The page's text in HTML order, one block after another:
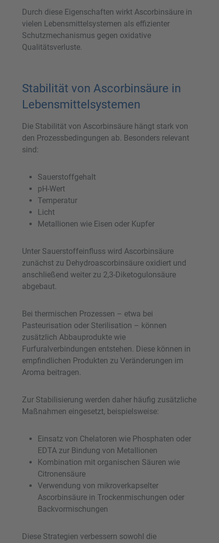
Durch diese Eigenschaften wirkt Ascorbinsäure in
vielen Lebensmittelsystemen als effizienter
Schutzmechanismus gegen oxidative
Qualitätsverluste.
Stabilität von Ascorbinsäure in
Lebensmittelsystemen
Die Stabilität von Ascorbinsäure hängt stark von
den Prozessbedingungen ab. Besonders relevant
sind:
Sauerstoffgehalt
pH-Wert
Temperatur
Licht
Metallionen wie Eisen oder Kupfer
Unter Sauerstoffeinfluss wird Ascorbinsäure
zunächst zu Dehydroascorbinsäure oxidiert und
anschließend weiter zu 2,3-Diketogulonsäure
abgebaut.
Bei thermischen Prozessen – etwa bei
Pasteurisation oder Sterilisation – können
zusätzlich Abbauprodukte wie
Furfuralverbindungen entstehen. Diese können in
empfindlichen Produkten zu Veränderungen im
Aroma beitragen.
Zur Stabilisierung werden daher häufig zusätzliche
Maßnahmen eingesetzt, beispielsweise:
Einsatz von Chelatoren wie Phosphaten oder
EDTA zur Bindung von Metallionen
Kombination mit organischen Säuren wie
Citronensäure
Verwendung von mikroverkapselter
Ascorbinsäure in Trockenmischungen oder
Backvormischungen
Diese Strategien verbessern sowohl die